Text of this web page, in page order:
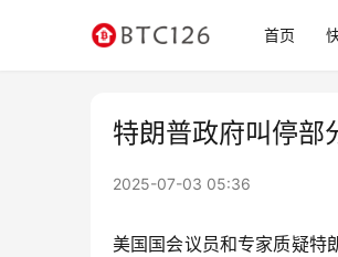
首页
特朗普政府叫停部
2025-07-03 05:36
美国国会议员和专家质疑特